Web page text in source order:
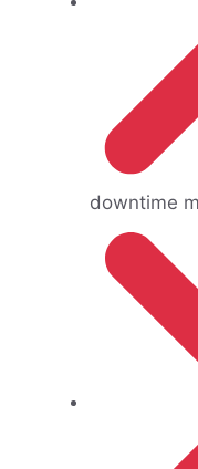
downtime